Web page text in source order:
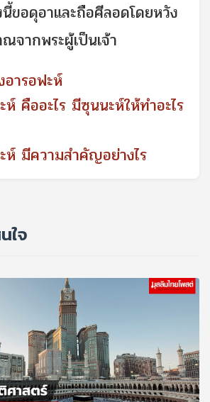
นี้ขอดุอาและถือศีลอดโดยหวัง
จากพระผู้เป็นเจ้า
ารอฟะห์
ห์ คืออะไร มีซุนนะห์ให้ทำอะไร
ห์ มีความสำคัญอย่างไร
ใจ